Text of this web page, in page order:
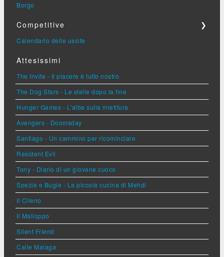
Borgo
Competitive ❯
Calendario delle uscite
Attesissimi
The Invite - Il piacere è tutto nostro
The Dog Stars - Le stelle dopo la fine
Hunger Games - L'alba sulla mietitura
Avengers - Doomsday
Santiago - Un cammino per ricominciare
Resident Evil
Tony - Diario di un giovane cuoco
Spezie e Bugie - La piccola cucina di Mehdi
Il Cileno
Il Malloppo
Silent Friend
Calle Malaga